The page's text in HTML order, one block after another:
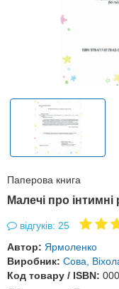
Паперова книга
Малечі про
відгуків: 25
Автор: Ярмоленко
Виробник: Сова,
Код товару / ISBN: